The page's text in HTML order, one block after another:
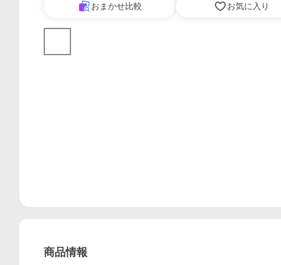
おまかせ比較 お気に入り
商品情報